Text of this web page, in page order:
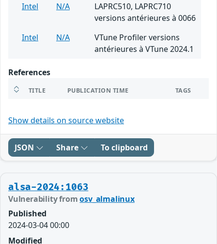
Intel
N/A
LAPRC510, LAPRC710
versions antérieures à 0066
Intel
N/A
VTune Profiler versions
antérieures à VTune 2024.1
References
TITLE PUBLICATION TIME TAGS
Show details on source website
JSON Share To clipboard
alsa-2024:1063
Vulnerability fromosv_almalinux
Published
2024-03-04 00:00
Modified